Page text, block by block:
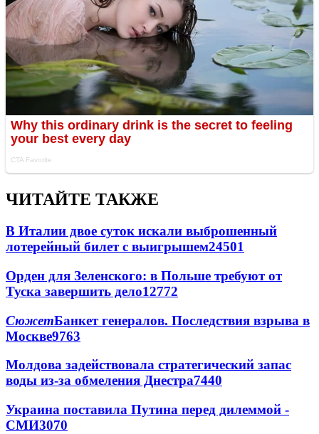
ЧИТАЙТЕ ТАКЖЕ
В Италии двое суток искали выброшенный
лотерейный билет с выигрышем24501
Орден для Зеленского: в Польше требуют от
Туска завершить дело12772
СюжетБанкет генералов. Последствия взрыва в
Москве9763
Молдова задействовала стратегический запас
воды из-за обмеления Днестра7440
Украина поставила Путина перед дилеммой -
СМИ3070